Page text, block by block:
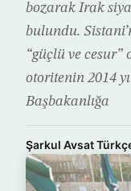
bozarak Irak
bulundu.
“güçlü ve cesur”
otoritenin 2014
Başbakanlığa
Şarkul Avsat